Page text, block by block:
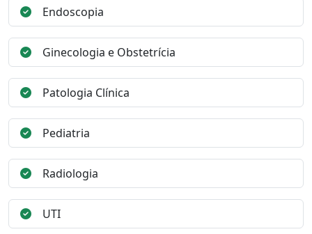
Endoscopia
Ginecologia e Obstetrícia
Patologia Clínica
Pediatria
Radiologia
UTI